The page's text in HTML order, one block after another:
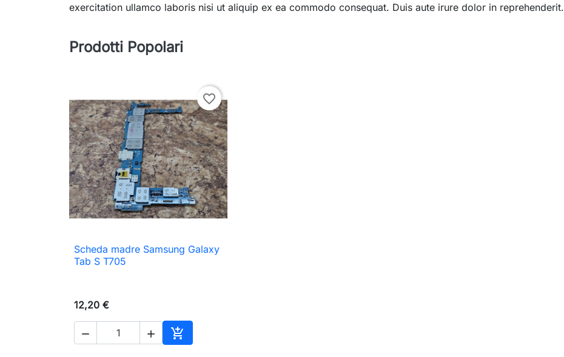
exercitation ullamco laboris nisi ut aliquip ex ea commodo consequat. Duis aute irure dolor in reprehenderit.
Prodotti Popolari
favorite_border
 Anteprima
Scheda madre Samsung Galaxy
Tab S T705
12,20 €
  
Aggiungi al carrello